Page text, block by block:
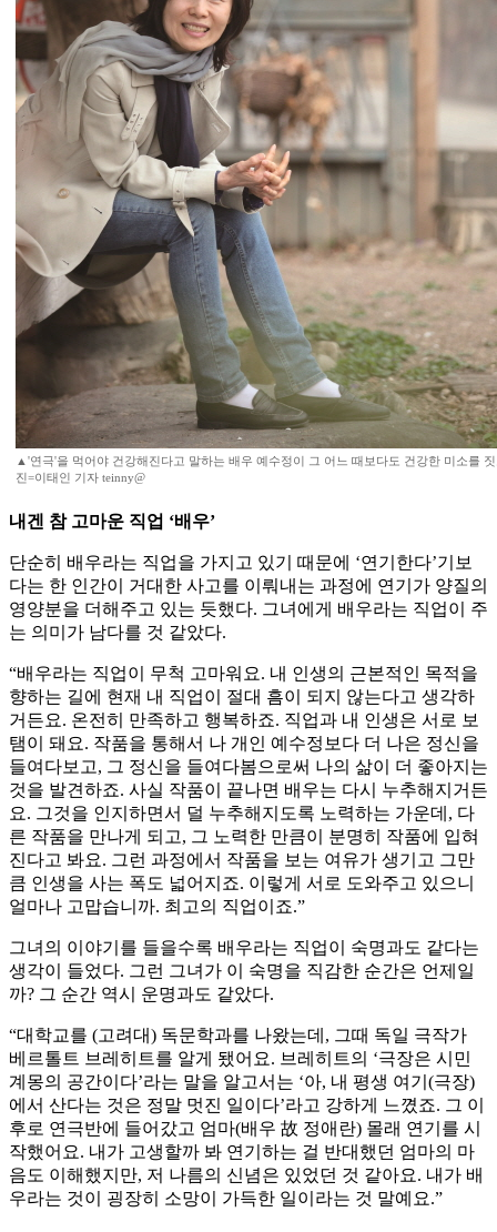
▲'연극'을 먹어야 건강해진다고 말하는 배우 예수정이 그 어느 때보다도 건강한 미소를
진=이태인 기자 teinny@
내겐 참 고마운 직업 ‘배우’
단순히 배우라는 직업을 가지고 있기 때문에 ‘연기한다’기보
다는 한 인간이 거대한 사고를 이뤄내는 과정에 연기가 양질의
영양분을 더해주고 있는 듯했다. 그녀에게 배우라는 직업이 주
는 의미가 남다를 것 같았다.
“배우라는 직업이 무척 고마워요. 내 인생의 근본적인 목적을
향하는 길에 현재 내 직업이 절대 흠이 되지 않는다고 생각하
거든요. 온전히 만족하고 행복하죠. 직업과 내 인생은 서로 보
탬이 돼요. 작품을 통해서 나 개인 예수정보다 더 나은 정신을
들여다보고, 그 정신을 들여다봄으로써 나의 삶이 더 좋아지는
것을 발견하죠. 사실 작품이 끝나면 배우는 다시 누추해지거든
요. 그것을 인지하면서 덜 누추해지도록 노력하는 가운데, 다
른 작품을 만나게 되고, 그 노력한 만큼이 분명히 작품에 입혀
진다고 봐요. 그런 과정에서 작품을 보는 여유가 생기고 그만
큼 인생을 사는 폭도 넓어지죠. 이렇게 서로 도와주고 있으니
얼마나 고맙습니까. 최고의 직업이죠.”
그녀의 이야기를 들을수록 배우라는 직업이 숙명과도 같다는
생각이 들었다. 그런 그녀가 이 숙명을 직감한 순간은 언제일
까? 그 순간 역시 운명과도 같았다.
“대학교를 (고려대) 독문학과를 나왔는데, 그때 독일 극작가
베르톨트 브레히트를 알게 됐어요. 브레히트의 ‘극장은 시민
계몽의 공간이다’라는 말을 알고서는 ‘아, 내 평생 여기(극장)
에서 산다는 것은 정말 멋진 일이다’라고 강하게 느꼈죠. 그 이
후로 연극반에 들어갔고 엄마(배우 故 정애란) 몰래 연기를 시
작했어요. 내가 고생할까 봐 연기하는 걸 반대했던 엄마의 마
음도 이해했지만, 저 나름의 신념은 있었던 것 같아요. 내가 배
우라는 것이 굉장히 소망이 가득한 일이라는 것 말예요.”